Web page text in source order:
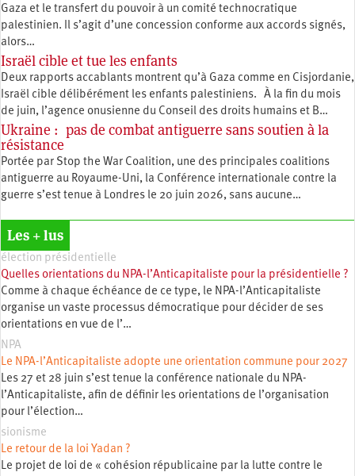
Gaza et le transfert du pouvoir à un comité technocratique
palestinien. Il s’agit d’une concession conforme aux accords signés,
alors…
Israël cible et tue les enfants
Deux rapports accablants montrent qu’à Gaza comme en Cisjordanie,
Israël cible délibérément les enfants palestiniens. À la fin du mois
de juin, l’agence onusienne du Conseil des droits humains et B…
Ukraine : pas de combat antiguerre sans soutien à la
résistance
Portée par Stop the War Coalition, une des principales coalitions
antiguerre au Royaume-Uni, la Conférence internationale contre la
guerre s’est tenue à Londres le 20 juin 2026, sans aucune…
Les + lus
élection présidentielle
Quelles orientations du NPA-l’Anticapitaliste pour la présidentielle ?
Comme à chaque échéance de ce type, le NPA-l’Anticapitaliste
organise un vaste processus démocratique pour décider de ses
orientations en vue de l’…
NPA
Le NPA-l’Anticapitaliste adopte une orientation commune pour 2027
Les 27 et 28 juin s’est tenue la conférence nationale du NPA-
l’Anticapitaliste, afin de définir les orientations de l’organisation
pour l’élection…
sionisme
Le retour de la loi Yadan ?
Le projet de loi de « cohésion républicaine par la lutte contre le